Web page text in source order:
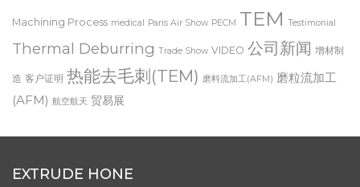
Machining Process medical Paris Air Show PECM TEM Testimonial
Thermal Deburring Trade Show VIDEO 公司新闻 增材制
造 客户证明 热能去毛刺(TEM) 磨料流加工(AFM) 磨粒流加工
(AFM) 航空航天 贸易展
EXTRUDE HONE